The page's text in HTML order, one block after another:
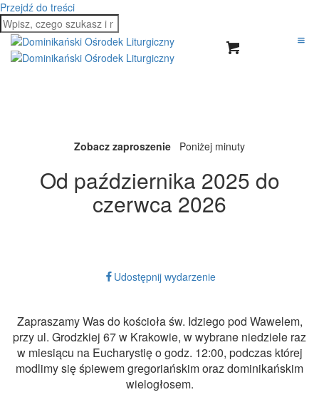
Przejdź do treści
Zobacz zaproszenie Poniżej minuty
Od października 2025 do
czerwca 2026
Udostępnij wydarzenie
Zapraszamy Was do kościoła św. Idziego pod Wawelem,
przy ul. Grodzkiej 67 w Krakowie, w wybrane niedziele raz
w miesiącu na Eucharystię o godz. 12:00, podczas której
modlimy się śpiewem gregoriańskim oraz dominikańskim
wielogłosem.